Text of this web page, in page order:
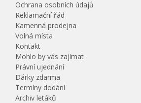
Ochrana osobních údajů
Reklamační řád
Kamenná prodejna
Volná místa
Kontakt
Mohlo by vás zajímat
Právní ujednání
Dárky zdarma
Termíny dodání
Archiv letáků